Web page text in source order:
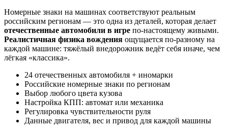
Номерные знаки на машинах соответствуют реальным
российским регионам — это одна из деталей, которая делает
отечественные автомобили в игре по-настоящему живыми.
Реалистичная физика вождения ощущается по-разному на
каждой машине: тяжёлый внедорожник ведёт себя иначе, чем
лёгкая «классика».
24 отечественных автомобиля + иномарки
Российские номерные знаки по регионам
Выбор любого цвета кузова
Настройка КПП: автомат или механика
Регулировка чувствительности руля
Данные двигателя, вес и привод для каждой машины